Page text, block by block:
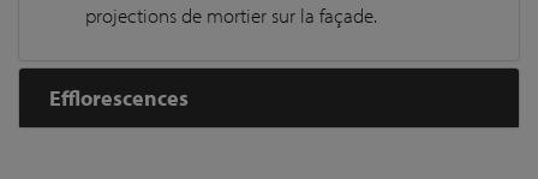
projections de mortier sur la façade.
Efflorescences